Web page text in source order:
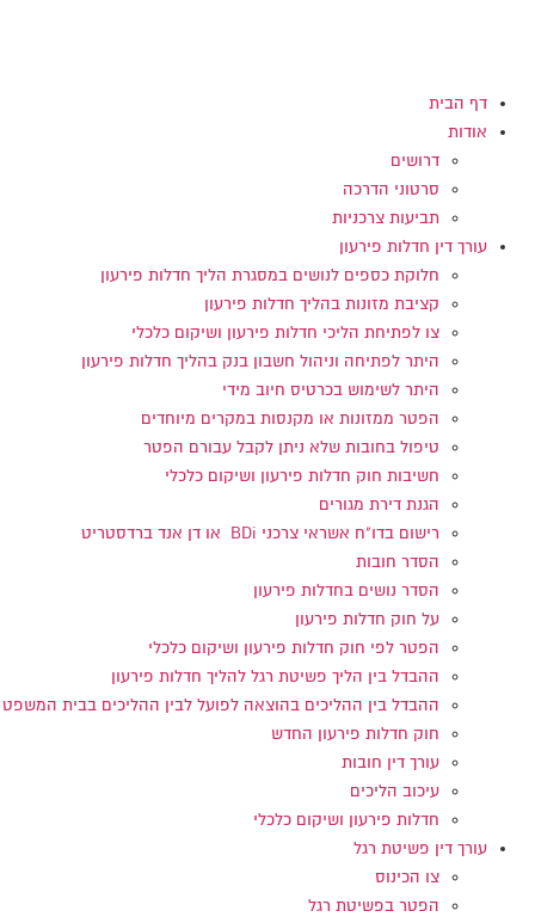
דף הבית
אודות
דרושים
סרטוני הדרכה
תביעות צרכניות
עורך דין חדלות פירעון
חלוקת כספים לנושים במסגרת הליך חדלות פירעון
קציבת מזונות בהליך חדלות פירעון
צו לפתיחת הליכי חדלות פירעון ושיקום כלכלי
היתר לפתיחה וניהול חשבון בנק בהליך חדלות פירעון
היתר לשימוש בכרטיס חיוב מידי
הפטר ממזונות או מקנסות במקרים מיוחדים
טיפול בחובות שלא ניתן לקבל עבורם הפטר
חשיבות חוק חדלות פירעון ושיקום כלכלי
הגנת דירת מגורים
רישום בדו"ח אשראי צרכני BDi או דן אנד ברדסטריט
הסדר חובות
הסדר נושים בחדלות פירעון
על חוק חדלות פירעון
הפטר לפי חוק חדלות פירעון ושיקום כלכלי
ההבדל בין הליך פשיטת רגל להליך חדלות פירעון
ההבדל בין ההליכים בהוצאה לפועל לבין ההליכים בבית המשפט
חוק חדלות פירעון החדש
עורך דין חובות
עיכוב הליכים
חדלות פירעון ושיקום כלכלי
עורך דין פשיטת רגל
צו הכינוס
הפטר בפשיטת רגל